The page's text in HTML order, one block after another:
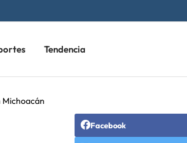
Tendencia
Facebook